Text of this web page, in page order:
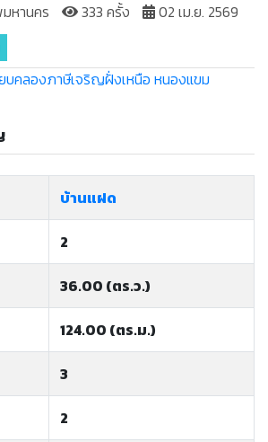
หานคร 333 ครั้ง
02 เม.ย. 2569
บคลองภาษีเจริญฝั่งเหนือ หนองแขม
บ้านแฝด
2
36.00 (ตร.ว.)
124.00 (ตร.ม.)
3
2